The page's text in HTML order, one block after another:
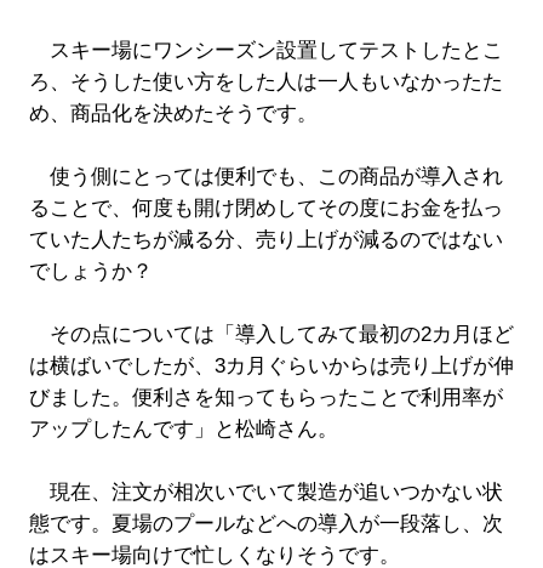
スキー場にワンシーズン設置してテストしたとこ
ろ、そうした使い方をした人は一人もいなかったた
め、商品化を決めたそうです。
使う側にとっては便利でも、この商品が導入され
ることで、何度も開け閉めしてその度にお金を払っ
ていた人たちが減る分、売り上げが減るのではない
でしょうか？
その点については「導入してみて最初の2カ月ほど
は横ばいでしたが、3カ月ぐらいからは売り上げが伸
びました。便利さを知ってもらったことで利用率が
アップしたんです」と松崎さん。
現在、注文が相次いでいて製造が追いつかない状
態です。夏場のプールなどへの導入が一段落し、次
はスキー場向けで忙しくなりそうです。